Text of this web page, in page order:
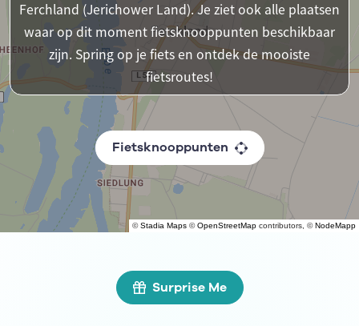
©Stadia Maps ©OpenStreetMap contributors, ©NodeMapp
Ferchland (Jerichower Land). Je ziet ook alle plaatsen
waar op dit moment fietsknooppunten beschikbaar
zijn. Spring op je fiets en ontdek de mooiste
fietsroutes!
Fietsknooppunten
Surprise Me